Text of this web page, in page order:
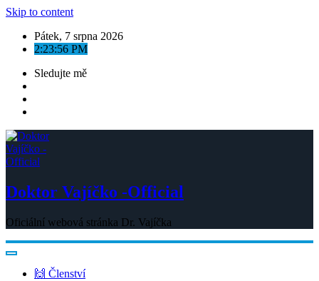
Skip to content
Pátek, 7 srpna 2026
2:23:56 PM
Sledujte mě
Doktor Vajíčko -Official
Oficiální webová stránka Dr. Vajíčka
🙌 Členství